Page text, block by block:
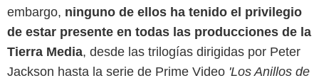
embargo, ninguno de ellos ha tenido el privilegio
de estar presente en todas las producciones de la
Tierra Media, desde las trilogías dirigidas por Peter
Jackson hasta la serie de Prime Video 'Los Anillos de